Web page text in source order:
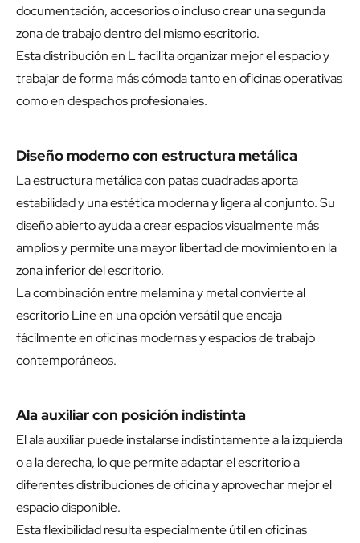
documentación, accesorios o incluso crear una segunda
zona de trabajo dentro del mismo escritorio.
Esta distribución en L facilita organizar mejor el espacio y
trabajar de forma más cómoda tanto en oficinas operativas
como en despachos profesionales.
Diseño moderno con estructura metálica
La estructura metálica con patas cuadradas aporta
estabilidad y una estética moderna y ligera al conjunto. Su
diseño abierto ayuda a crear espacios visualmente más
amplios y permite una mayor libertad de movimiento en la
zona inferior del escritorio.
La combinación entre melamina y metal convierte al
escritorio Line en una opción versátil que encaja
fácilmente en oficinas modernas y espacios de trabajo
contemporáneos.
Ala auxiliar con posición indistinta
El ala auxiliar puede instalarse indistintamente a la izquierda
o a la derecha, lo que permite adaptar el escritorio a
diferentes distribuciones de oficina y aprovechar mejor el
espacio disponible.
Esta flexibilidad resulta especialmente útil en oficinas